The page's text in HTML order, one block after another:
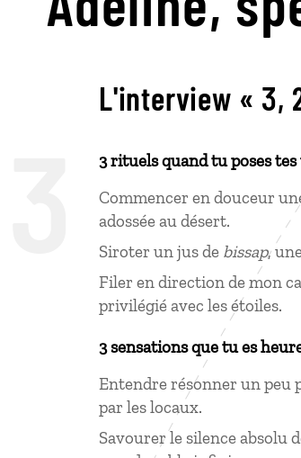
L'interview « 3,
3 rituels quand tu poses
Commencer en douceur
adossée au désert.
Siroter un jus de bissap,
Filer en direction de mon
privilégié avec les étoiles.
3 sensations que tu es
Entendre résonner un peu
par les locaux.
Savourer le silence absolu